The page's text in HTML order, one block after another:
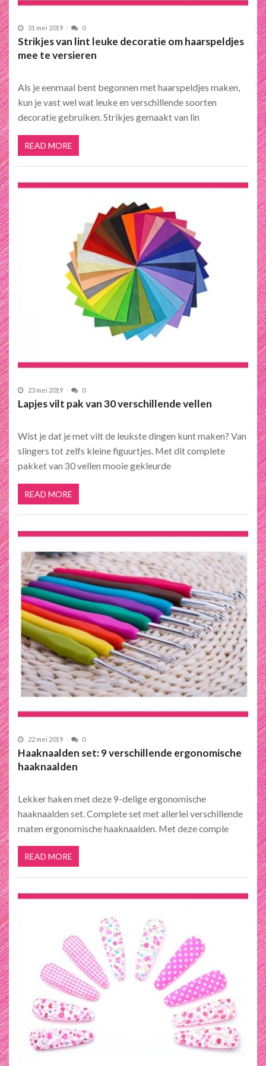
31 mei 2019 0
Strikjes van lint leuke decoratie om haarspeldjes
mee te versieren
Als je eenmaal bent begonnen met haarspeldjes maken,
kun je vast wel wat leuke en verschillende soorten
decoratie gebruiken. Strikjes gemaakt van lin
READ MORE
23 mei 2019 0
Lapjes vilt pak van 30 verschillende vellen
Wist je dat je met vilt de leukste dingen kunt maken? Van
slingers tot zelfs kleine figuurtjes. Met dit complete
pakket van 30 vellen mooie gekleurde
READ MORE
22 mei 2019 0
Haaknaalden set: 9 verschillende ergonomische
haaknaalden
Lekker haken met deze 9-delige ergonomische
haaknaalden set. Complete set met allerlei verschillende
maten ergonomische haaknaalden. Met deze comple
READ MORE